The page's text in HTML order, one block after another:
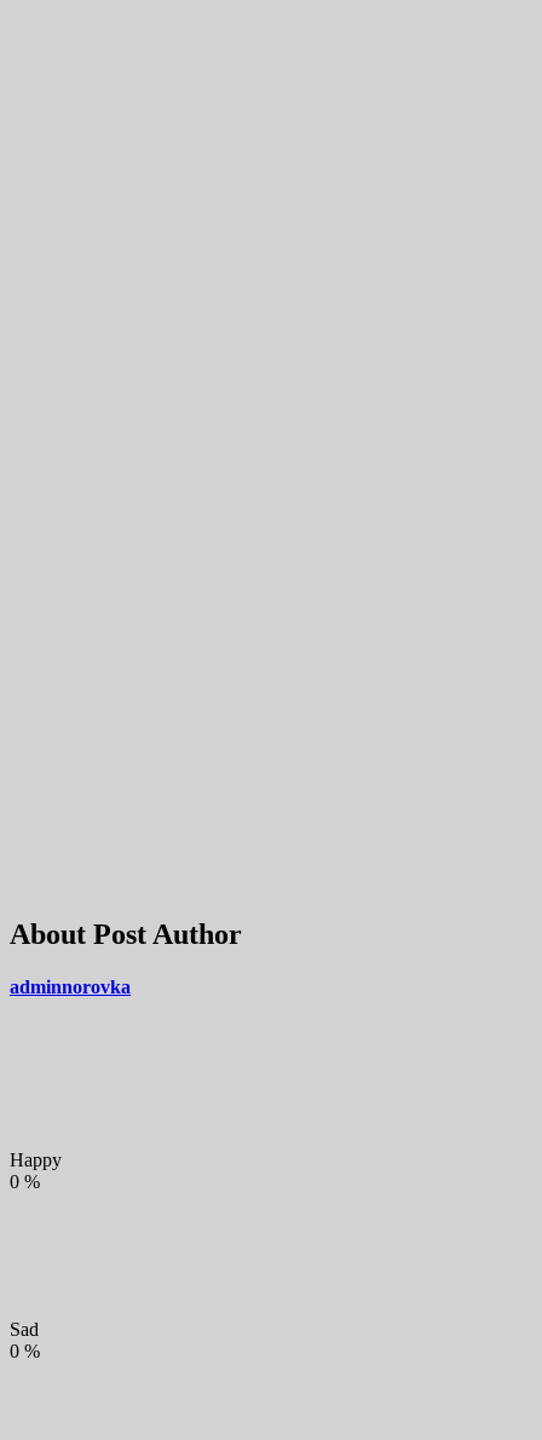
About Post Author
adminnorovka
Happy
0 %
Sad
0 %